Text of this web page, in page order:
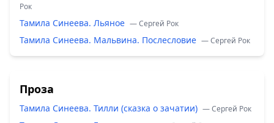
Рок
Тамила Синеева. Льяное — Сергей Рок
Тамила Синеева. Мальвина. Послесловие — Сергей Рок
Проза
Тамила Синеева. Тилли (сказка о зачатии) — Сергей Рок